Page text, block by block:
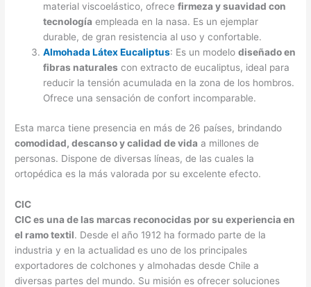
material viscoelástico, ofrecefirmeza y suavidad con
tecnología empleada en la nasa. Es un ejemplar
durable, de gran resistencia al uso y confortable.
Almohada Látex Eucaliptus: Es un modelodiseñado en
fibras naturales con extracto de eucaliptus, ideal para
reducir la tensión acumulada en la zona de los hombros.
Ofrece una sensación de confort incomparable.
Esta marca tiene presencia en más de 26 países, brindando
comodidad, descanso y calidad de vida a millones de
personas. Dispone de diversas líneas, de las cuales la
ortopédica es la más valorada por su excelente efecto.
CIC
CIC es una de las marcas reconocidas por su experiencia en
el ramo textil. Desde el año 1912 ha formado parte de la
industria y en la actualidad es uno de los principales
exportadores de colchones y almohadas desde Chile a
diversas partes del mundo. Su misión es ofrecer soluciones